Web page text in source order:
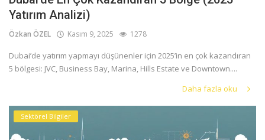
Yatırım Analizi)
Özkan ÖZEL Kasım 9, 2025 1278
Dubai’de yatırım yapmayı düşünenler için 2025’in en çok kazandıran
5 bölgesi: JVC, Business Bay, Marina, Hills Estate ve Downtown....
Daha fazla oku
Sektörel Bilgiler